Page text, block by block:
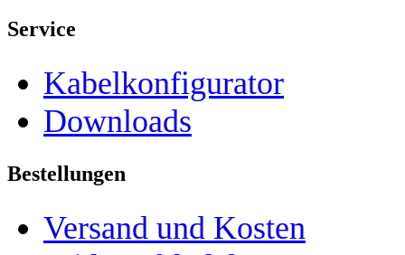
Service
Kabelkonfigurator
Downloads
Bestellungen
Versand und Kosten